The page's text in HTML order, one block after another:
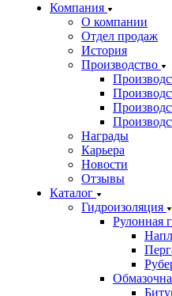
Компания
О компании
Отдел продаж
История
Производство
Награды
Карьера
Новости
Отзывы
Каталог
Гидроизоляция
Рулонная